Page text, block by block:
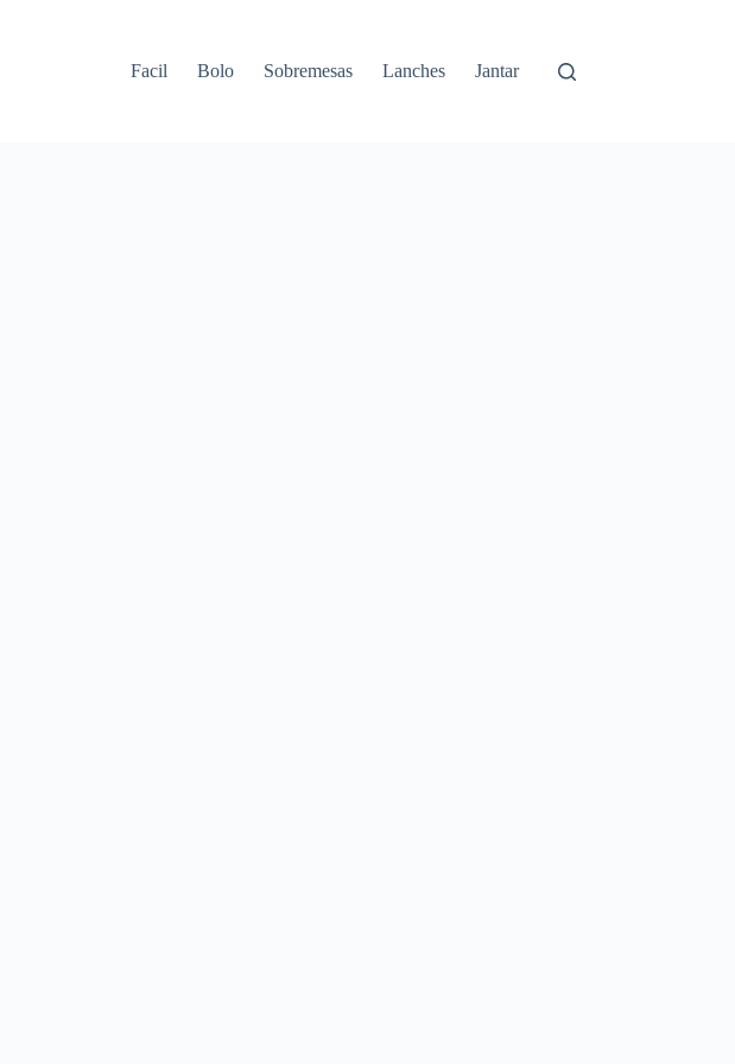
Facil Bolo Sobremesas Lanches Jantar